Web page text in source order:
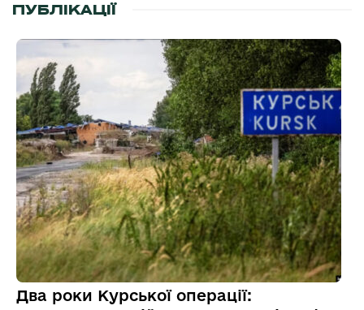
ПУБЛІКАЦІЇ
Два роки Курської операції: